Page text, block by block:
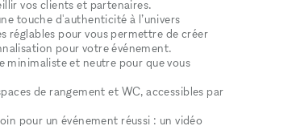
vos clients et partenaires.
touche d'authenticité à l’univers
réglables pour vous permettre de créer
pour votre événement.
minimaliste et neutre pour que vous
de rangement et WC, accessibles par
pour un événement réussi : un vidéo